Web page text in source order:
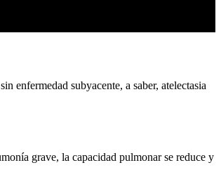
enfermedad subyacente, a saber, atelectasia
grave, la capacidad pulmonar se reduce y